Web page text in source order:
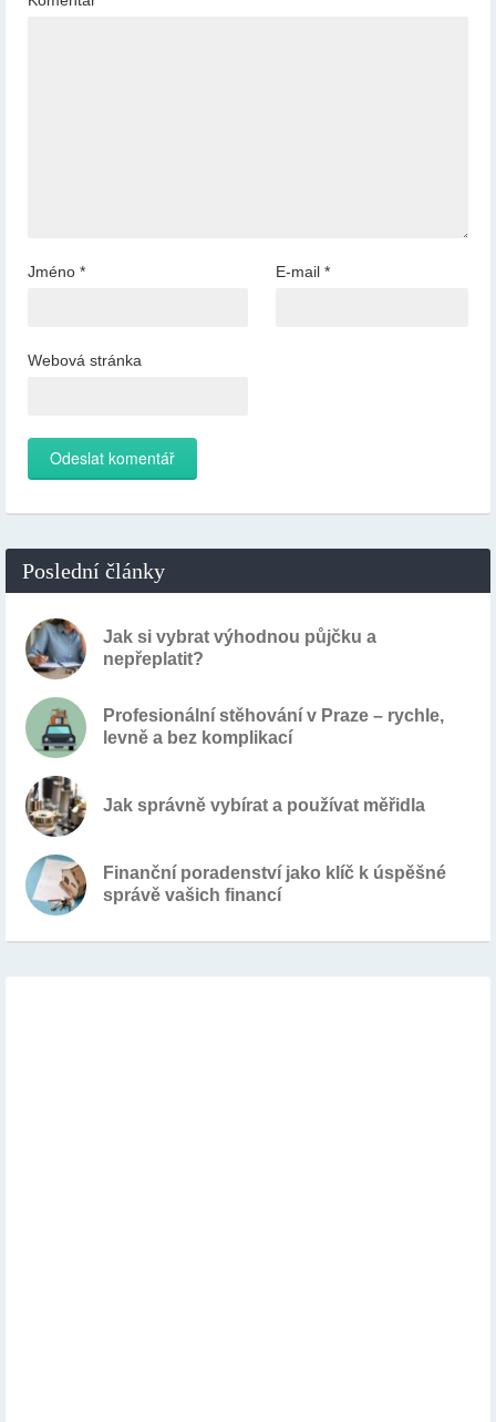
Jméno * E-mail *
Webová stránka
Poslední články
Jak si vybrat výhodnou půjčku a
nepřeplatit?
Profesionální stěhování v Praze – rychle,
levně a bez komplikací
Jak správně vybírat a používat měřidla
Finanční poradenství jako klíč k úspěšné
správě vašich financí